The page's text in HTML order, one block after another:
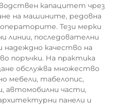
капацитет чрез
на машините, редовна
операторите. Тези мерки
линии, последователни
качество на
поръчки. На практика
обслужва множество
мебели, табелопис,
автомобилни части,
панели и